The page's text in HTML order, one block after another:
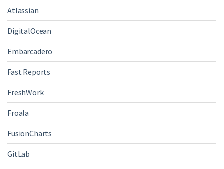
Atlassian
DigitalOcean
Embarcadero
Fast Reports
FreshWork
Froala
FusionCharts
GitLab